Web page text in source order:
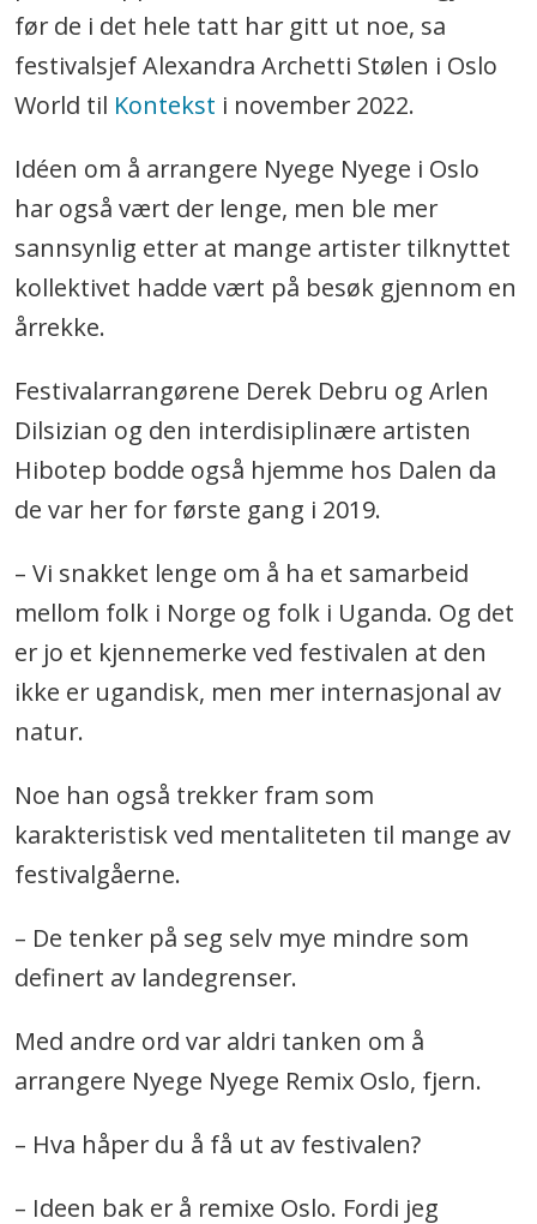
før de i det hele tatt har gitt ut noe, sa
festivalsjef Alexandra Archetti Stølen i Oslo
World til Kontekst i november 2022.
Idéen om å arrangere Nyege Nyege i Oslo
har også vært der lenge, men ble mer
sannsynlig etter at mange artister tilknyttet
kollektivet hadde vært på besøk gjennom en
årrekke.
Festivalarrangørene Derek Debru og Arlen
Dilsizian og den interdisiplinære artisten
Hibotep bodde også hjemme hos Dalen da
de var her for første gang i 2019.
– Vi snakket lenge om å ha et samarbeid
mellom folk i Norge og folk i Uganda. Og det
er jo et kjennemerke ved festivalen at den
ikke er ugandisk, men mer internasjonal av
natur.
Noe han også trekker fram som
karakteristisk ved mentaliteten til mange av
festivalgåerne.
– De tenker på seg selv mye mindre som
definert av landegrenser.
Med andre ord var aldri tanken om å
arrangere Nyege Nyege Remix Oslo, fjern.
– Hva håper du å få ut av festivalen?
– Ideen bak er å remixe Oslo. Fordi jeg